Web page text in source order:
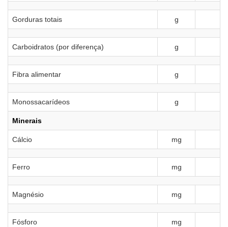
Gorduras totais g
Carboidratos (por diferença) g
Fibra alimentar g
Monossacarídeos g
Minerais
Cálcio mg
Ferro mg
Magnésio mg
Fósforo mg